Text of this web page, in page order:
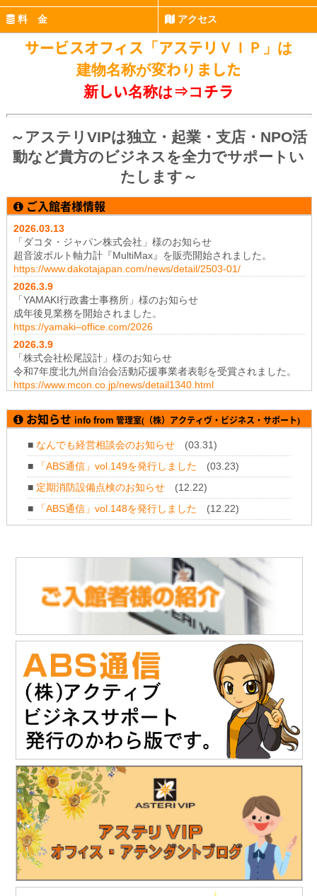
料 金 アクセス
サービスオフィス「アステリＶＩＰ」は
建物名称が変わりました
新しい名称は⇒コチラ
～アステリVIPは独立・起業・支店・NPO活
動など貴方のビジネスを全力でサポートい
たします～
ご入館者様情報
2026.03.13
「ダコタ・ジャパン株式会社」様のお知らせ
超音波ボルト軸力計『MultiMax』を販売開始されました。
https://www.dakotajapan.com/news/detail/2503-01/
2026.3.9
「YAMAKI行政書士事務所」様のお知らせ
成年後見業務を開始されました。
https://yamaki–office.com/2026
2026.3.9
「株式会社松尾設計」様のお知らせ
令和7年度北九州自治会活動応援事業者表彰を受賞されました。
https://www.mcon.co.jp/news/detail1340.html
「株式会社テイコク」様のお知らせ
神奈川県厚木土木事務所から令和7年度所長礼状を拝受されまし
た。
https://www.teikoku-eng.co.jp/notice/11347/
「株式会社NDTアドヴァンス」様のお知らせ
新製品 紫外線強度計・照度計『XP-3000』の販売を開始されま
した。
https://www.ind-blacklight.jp/topics/2504/
「株式会社NDTアドヴァンス」様のお知らせ
タブレット感覚でタッチ操作 & 業界最高レベルの探傷性能渦流ア
レイ探傷器『EddyViewⅡ』の販売を開始されました。
https://www.ndtadvance.com/info/info-eddy-view2.html
「株式会社テイコク」様のお知らせ
「建設技術フェア2025 in 中部」にご出展されます。
開催日時：12月4日（木）10時～17時
12月5日（金）10時～16時
会場：ポートメッセなごや 第3展示館（名古屋市国際展示場）
主催：建設技術フェアin中部運営委員会
詳細は建設技術フェア2025 in 中部HPをご覧ください。
https://www.kgf-chubu.com
https://www.teikoku-eng.co.jp
「株式会社NDTアドヴァンス」様のお知らせ
精密超音波厚さ計『PM5 Gen3』の販売を開始されました。
https://www.ndtadvance.com/info/info-pm5-gen3.html
2025.8.25
「株式会社テイコク」様のお知らせ
独立行政法人水資源機構木曽川上流ダム総合管理所から優良業務
表彰と優秀技術者表彰を授与されました。
https://www.teikoku-eng.co.jp/notice/10634/
2025.7.18
お知らせ info from 管理室(（株）アクティヴ・ビジネス・サポート)
■ なんでも経営相談会のお知らせ(03.31)
■
「ABS通信」vol.149を発行しました (03.23)
■ 定期消防設備点検のお知らせ(12.22)
■
「ABS通信」vol.148を発行しました (12.22)